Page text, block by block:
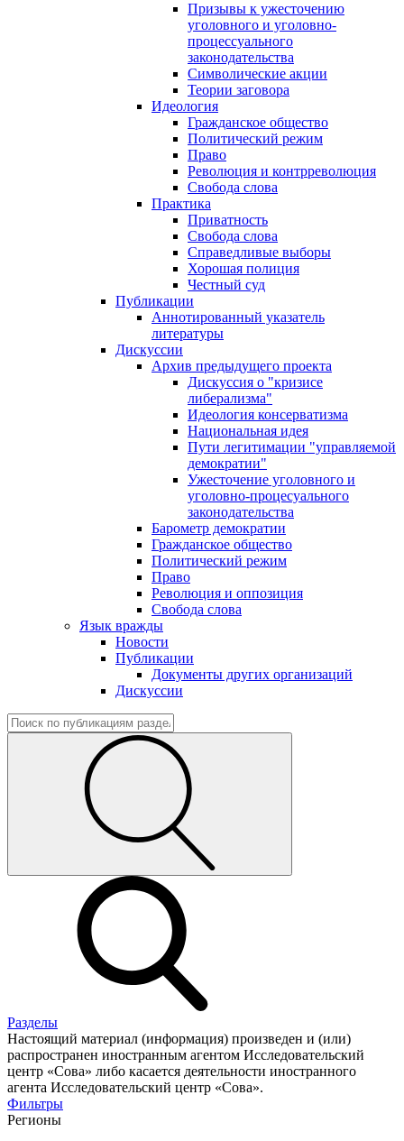
Призывы к ужесточению
уголовного и уголовно-
процессуального
законодательства
Символические акции
Теории заговора
Идеология
Гражданское общество
Политический режим
Право
Революция и контрреволюция
Свобода слова
Практика
Приватность
Свобода слова
Справедливые выборы
Хорошая полиция
Честный суд
Публикации
Аннотированный указатель
литературы
Дискуссии
Архив предыдущего проекта
Дискуссия о "кризисе
либерализма"
Идеология консерватизма
Национальная идея
Пути легитимации "управляемой
демократии"
Ужесточение уголовного и
уголовно-процесуального
законодательства
Барометр демократии
Гражданское общество
Политический режим
Право
Революция и оппозиция
Свобода слова
Язык вражды
Новости
Публикации
Документы других организаций
Дискуссии
Разделы
Настоящий материал (информация) произведен и (или)
распространен иностранным агентом Исследовательский
центр «Сова» либо касается деятельности иностранного
агента Исследовательский центр «Сова».
Фильтры
Регионы